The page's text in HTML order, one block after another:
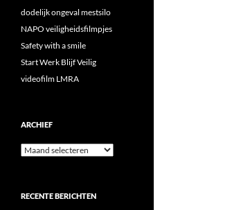
dodelijk ongeval mestsilo
NAPO veiligheidsfilmpjes
Safety with a smile
Start Werk Blijf Veilig
videofilm LMRA
ARCHIEF
Archief
RECENTE BERICHTEN